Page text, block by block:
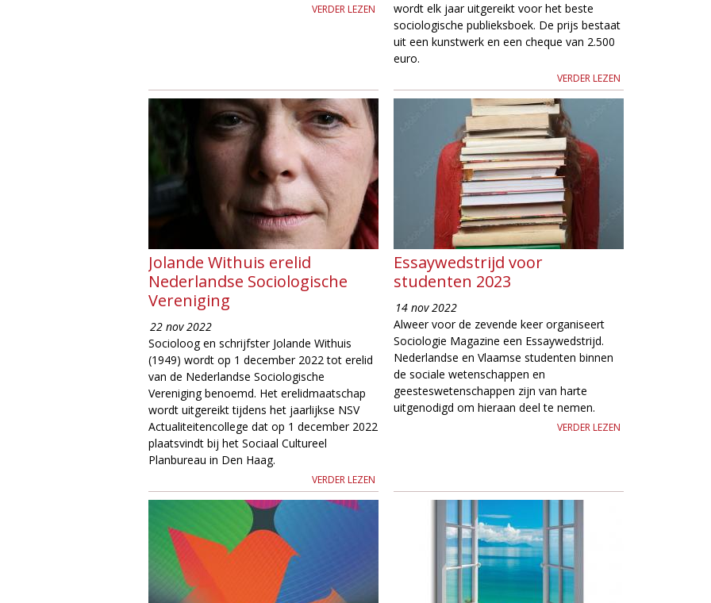
VERDER LEZEN
wordt elk jaar uitgereikt voor het beste
sociologische publieksboek. De prijs bestaat
uit een kunstwerk en een cheque van 2.500
euro.
VERDER LEZEN
Jolande Withuis erelid
Nederlandse Sociologische
Vereniging
22 nov 2022
Socioloog en schrijfster Jolande Withuis
(1949) wordt op 1 december 2022 tot erelid
van de Nederlandse Sociologische
Vereniging benoemd. Het erelidmaatschap
wordt uitgereikt tijdens het jaarlijkse NSV
Actualiteitencollege dat op 1 december 2022
plaatsvindt bij het Sociaal Cultureel
Planbureau in Den Haag.
VERDER LEZEN
Essaywedstrijd voor
studenten 2023
14 nov 2022
Alweer voor de zevende keer organiseert
Sociologie Magazine een Essaywedstrijd.
Nederlandse en Vlaamse studenten binnen
de sociale wetenschappen en
geesteswetenschappen zijn van harte
uitgenodigd om hieraan deel te nemen.
VERDER LEZEN